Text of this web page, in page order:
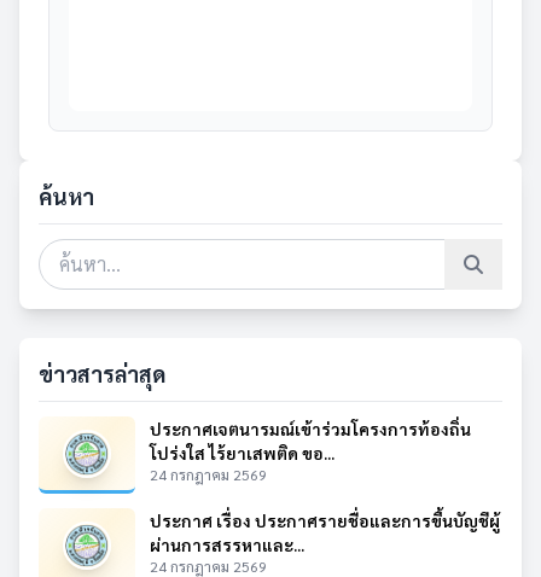
ค้นหา
ข่าวสารล่าสุด
ประกาศเจตนารมณ์เข้าร่วมโครงการท้องถิ่น
โปร่งใส ไร้ยาเสพติด ขอ...
24 กรกฎาคม 2569
ประกาศ เรื่อง ประกาศรายชื่อและการขึ้นบัญชีผู้
ผ่านการสรรหาและ...
24 กรกฎาคม 2569